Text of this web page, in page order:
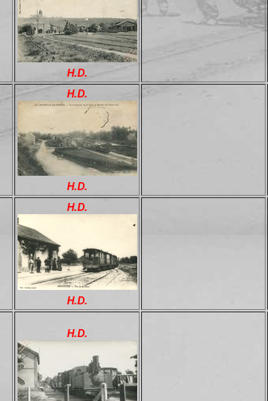
H.D.
H.D.
H.D.
H.D.
H.D.
H.D.